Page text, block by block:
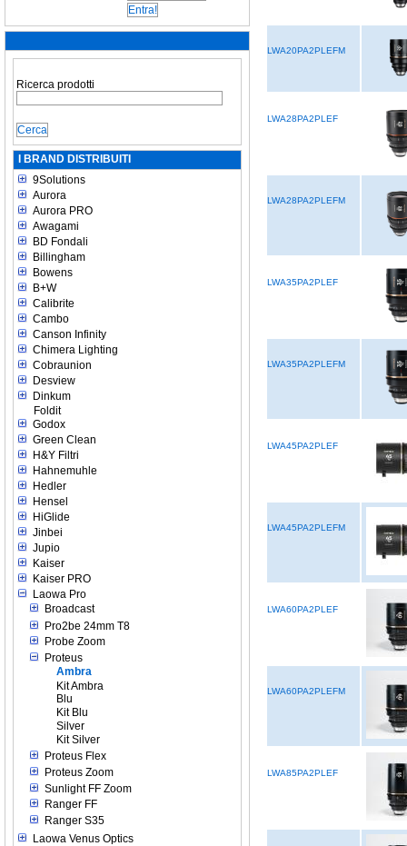
Ricerca prodotti
I BRAND DISTRIBUITI
9Solutions
Aurora
Aurora PRO
Awagami
BD Fondali
Billingham
Bowens
B+W
Calibrite
Cambo
Canson Infinity
Chimera Lighting
Cobraunion
Desview
Dinkum
Foldit
Godox
Green Clean
H&Y Filtri
Hahnemuhle
Hedler
Hensel
HiGlide
Jinbei
Jupio
Kaiser
Kaiser PRO
Laowa Pro
Broadcast
Pro2be 24mm T8
Probe Zoom
Proteus
Ambra
Kit Ambra
Blu
Kit Blu
Silver
Kit Silver
Proteus Flex
Proteus Zoom
Sunlight FF Zoom
Ranger FF
Ranger S35
Laowa Venus Optics
LWA20PA2PLEFM
LWA28PA2PLEF
LWA28PA2PLEFM
LWA35PA2PLEF
LWA35PA2PLEFM
LWA45PA2PLEF
LWA45PA2PLEFM
LWA60PA2PLEF
LWA60PA2PLEFM
LWA85PA2PLEF